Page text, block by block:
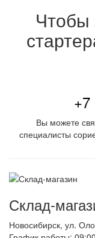
Чтобы
+7
Вы можете
специалисты
Склад-
Новосибирск, ул.